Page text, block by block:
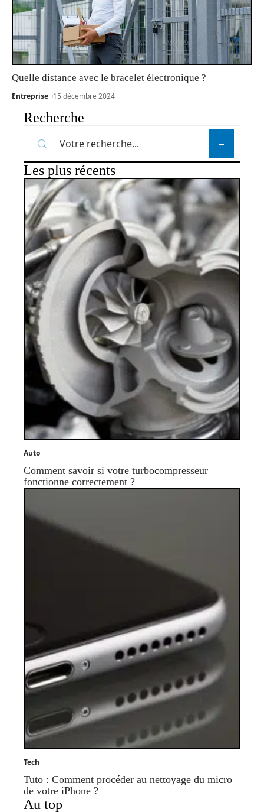
Quelle distance avec le bracelet électronique ?
Entreprise 15 décembre 2024
Recherche
Les plus récents
Auto
Comment savoir si votre turbocompresseur
fonctionne correctement ?
Tech
Tuto : Comment procéder au nettoyage du micro
de votre iPhone ?
Au top